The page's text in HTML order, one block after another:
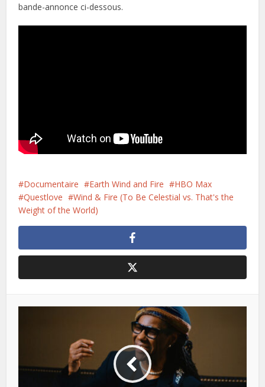
bande-annonce ci-dessous.
Documentaire Earth Wind and Fire
HBO Max
Questlove
Wind & Fire (To Be Celestial vs. That's the
Weight of the World)